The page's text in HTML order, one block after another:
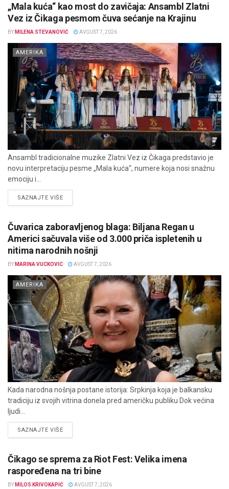
„Mala kuća“ kao most do zavičaja: Ansambl Zlatni
Vez iz Čikaga pesmom čuva sećanje na Krajinu
BY MILENA STEVANOVIĆ AVGUST 7, 2026
AMERIKA
Ansambl tradicionalne muzike Zlatni Vez iz Čikaga predstavio je
novu interpretaciju pesme „Mala kuća“, numere koja nosi snažnu
emociju i...
SAZNAJTE VIŠEDETAILS
Čuvarica zaboravljenog blaga: Biljana Regan u
Americi sačuvala više od 3.000 priča ispletenih u
nitima narodnih nošnji
BY MARINA VUCKOVIC AVGUST 7, 2026
AMERIKA
Kada narodna nošnja postane istorija: Srpkinja koja je balkansku
tradiciju iz svojih vitrina donela pred američku publiku Dok većina
ljudi...
SAZNAJTE VIŠEDETAILS
Čikago se sprema za Riot Fest: Velika imena
raspoređena na tri bine
BY MILOS KRIVOKAPIĆ AVGUST 7, 2026